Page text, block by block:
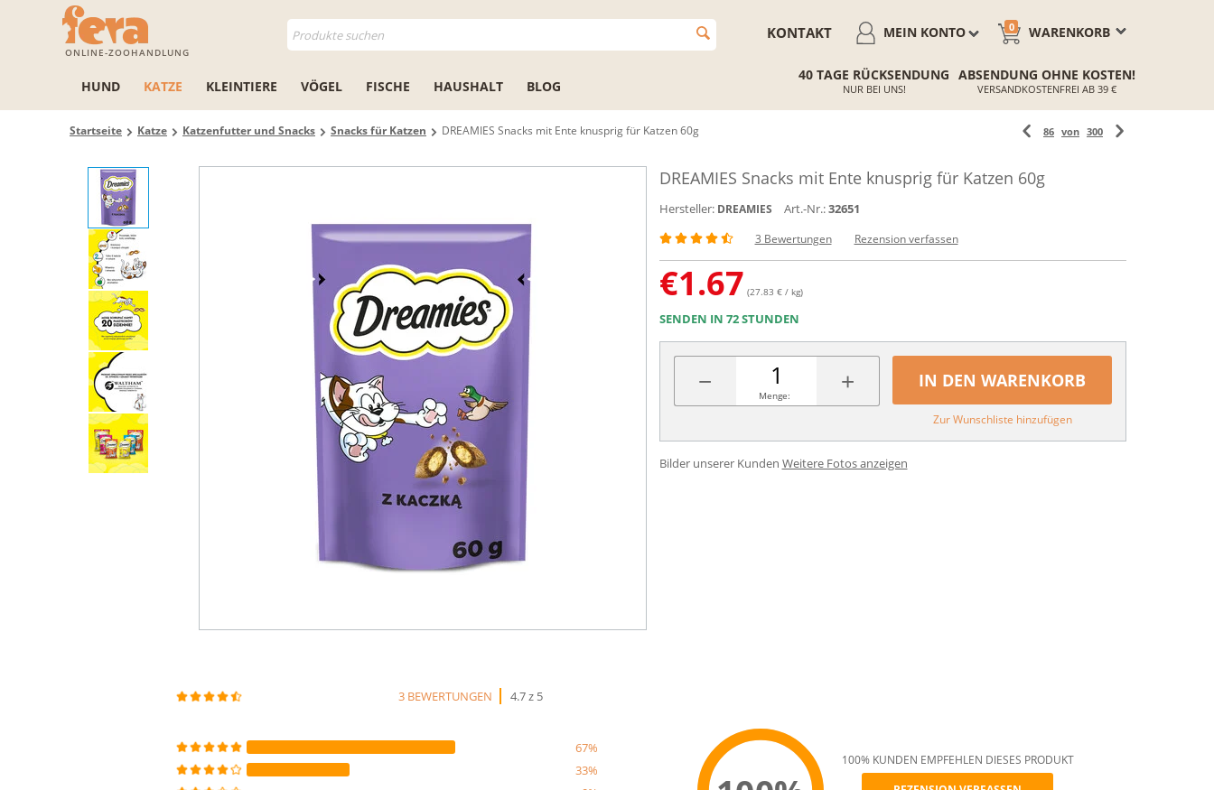
ONLINE-ZOOHANDLUNG
WARENKORB
0
MEIN KONTO
KONTAKT
HUND KATZE KLEINTIERE VÖGEL FISCHE HAUSHALT BLOG
40 TAGE RÜCKSENDUNG
NUR BEI UNS!
ABSENDUNG OHNE KOSTEN!
VERSANDKOSTENFREI AB 39 €
Startseite Katze Katzenfutter und Snacks Snacks für Katzen DREAMIES Snacks mit Ente knusprig für Katzen 60g 86 von 300
DREAMIES Snacks mit Ente knusprig für Katzen 60g
Hersteller: DREAMIES Art.-Nr.:32651
3 Bewertungen Rezension verfassen
€1.67 (27.83 € / kg)
SENDEN IN 72 STUNDEN
− +
Menge:
IN DEN WARENKORB
Zur Wunschliste hinzufügen
Bilder unserer Kunden Weitere Fotos anzeigen
3 BEWERTUNGEN 4.7 z 5
67%
33%
100% KUNDEN EMPFEHLEN DIESES PRODUKT